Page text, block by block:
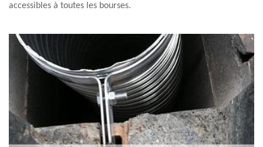
accessibles à toutes les bourses.